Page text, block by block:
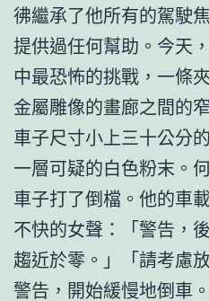
彿繼承了他所有的駕駛
提供過任何幫助。今天
中最恐怖的挑戰，一條
金屬雕像的畫廊之間的
車子尺寸小上三十公分
一層可疑的白色粉末。
車子打了倒檔。他的車
不快的女聲：「警告，
趨近於零。」「請考慮
警告，開始緩慢地倒車